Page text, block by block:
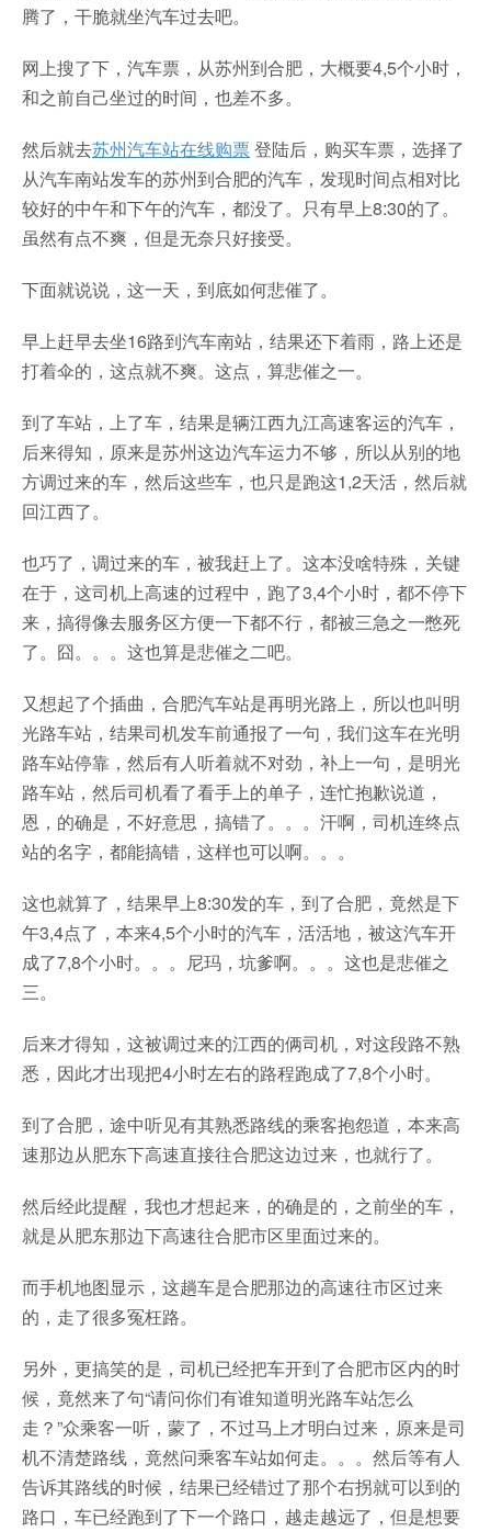
腾了，干脆就坐汽车过去吧。
网上搜了下，汽车票，从苏州到合肥，大概要4,5个小时，
和之前自己坐过的时间，也差不多。
然后就去苏州汽车站在线购票登陆后，购买车票，选择了
从汽车南站发车的苏州到合肥的汽车，发现时间点相对比
较好的中午和下午的汽车，都没了。只有早上8:30的了。
虽然有点不爽，但是无奈只好接受。
下面就说说，这一天，到底如何悲催了。
早上赶早去坐16路到汽车南站，结果还下着雨，路上还是
打着伞的，这点就不爽。这点，算悲催之一。
到了车站，上了车，结果是辆江西九江高速客运的汽车，
后来得知，原来是苏州这边汽车运力不够，所以从别的地
方调过来的车，然后这些车，也只是跑这1,2天活，然后就
回江西了。
也巧了，调过来的车，被我赶上了。这本没啥特殊，关键
在于，这司机上高速的过程中，跑了3,4个小时，都不停下
来，搞得像去服务区方便一下都不行，都被三急之一憋死
了。囧。。。这也算是悲催之二吧。
又想起了个插曲，合肥汽车站是再明光路上，所以也叫明
光路车站，结果司机发车前通报了一句，我们这车在光明
路车站停靠，然后有人听着就不对劲，补上一句，是明光
路车站，然后司机看了看手上的单子，连忙抱歉说道，
恩，的确是，不好意思，搞错了。。。汗啊，司机连终点
站的名字，都能搞错，这样也可以啊。。。
这也就算了，结果早上8:30发的车，到了合肥，竟然是下
午3,4点了，本来4,5个小时的汽车，活活地，被这汽车开
成了7,8个小时。。。尼玛，坑爹啊。。。这也是悲催之
三。
后来才得知，这被调过来的江西的俩司机，对这段路不熟
悉，因此才出现把4小时左右的路程跑成了7,8个小时。
到了合肥，途中听见有其熟悉路线的乘客抱怨道，本来高
速那边从肥东下高速直接往合肥这边过来，也就行了。
然后经此提醒，我也才想起来，的确是的，之前坐的车，
就是从肥东那边下高速往合肥市区里面过来的。
而手机地图显示，这趟车是合肥那边的高速往市区过来
的，走了很多冤枉路。
另外，更搞笑的是，司机已经把车开到了合肥市区内的时
候，竟然来了句“请问你们有谁知道明光路车站怎么
走？”众乘客一听，蒙了，不过马上才明白过来，原来是司
机不清楚路线，竟然问乘客车站如何走。。。然后等有人
告诉其路线的时候，结果已经错过了那个右拐就可以到的
路口，车已经跑到了下一个路口，越走越远了，但是想要